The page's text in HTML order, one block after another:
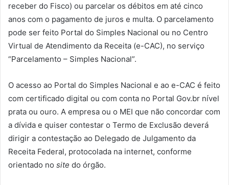
receber do Fisco) ou parcelar os débitos em até cinco
anos com o pagamento de juros e multa. O parcelamento
pode ser feito Portal do Simples Nacional ou no Centro
Virtual de Atendimento da Receita (e-CAC), no serviço
“Parcelamento – Simples Nacional”.
O acesso ao Portal do Simples Nacional e ao e-CAC é feito
com certificado digital ou com conta no Portal Gov.br nível
prata ou ouro. A empresa ou o MEI que não concordar com
a dívida e quiser contestar o Termo de Exclusão deverá
dirigir a contestação ao Delegado de Julgamento da
Receita Federal, protocolada na internet, conforme
orientado no site do órgão.